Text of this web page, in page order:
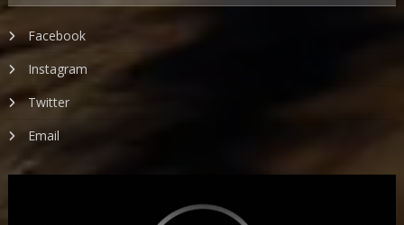
Facebook
Instagram
Twitter
Email